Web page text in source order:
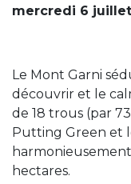
mercredi 6 juillet
Le Mont Garni
découvrir et le
de 18 trous (par
Putting Green et
hectares.